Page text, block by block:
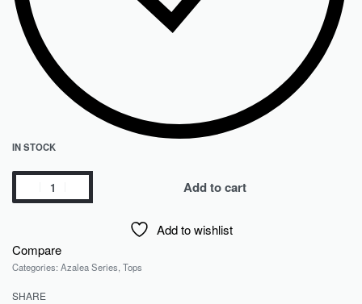
IN STOCK
Add to cart
Add to wishlist
Compare
Categories: Azalea Series, Tops
SHARE